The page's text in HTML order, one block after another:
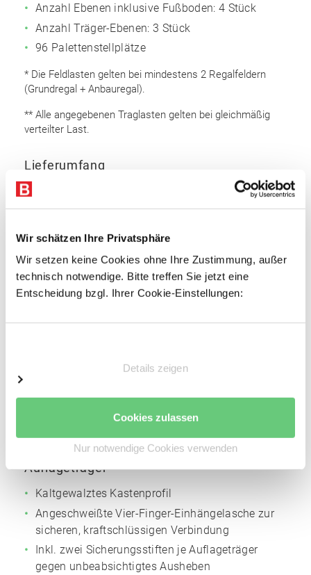
Wir schätzen Ihre Privatsphäre
Wir setzen keine Cookies ohne Ihre Zustimmung, außer
technisch notwendige. Bitte treffen Sie jetzt eine
Entscheidung bzgl. Ihrer Cookie-Einstellungen:
Details zeigen
Cookies zulassen
Nur notwendige Cookies verwenden
Anzahl Ebenen inklusive Fußboden: 4 Stück
Anzahl Träger-Ebenen: 3 Stück
96 Palettenstellplätze
* Die Feldlasten gelten bei mindestens 2 Regalfeldern
(Grundregal + Anbauregal).
** Alle angegebenen Traglasten gelten bei gleichmäßig
verteilter Last.
Lieferumfang
Rahmen 6.500 x 1.100 mm (HxT): 9 Stk.
Auflageträger 2.700 mm: 48 Stk.
Bodenanker
Rahmen
Materialstärke: 2,5 mm
Höhenverstellraster für die Trägerholme: 50 mm
Oberfläche pulverbeschichtet:Silbergrau
Auflageträger
Kaltgewalztes Kastenprofil
Angeschweißte Vier-Finger-Einhängelasche zur
sicheren, kraftschlüssigen Verbindung
Inkl. zwei Sicherungsstiften je Auflageträger
gegen unbeabsichtigtes Ausheben